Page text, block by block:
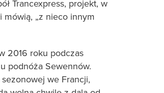
Trancexpress, projekt, w
„z nieco innym
2016 roku podczas
podnóża Sewennów.
we Francji,